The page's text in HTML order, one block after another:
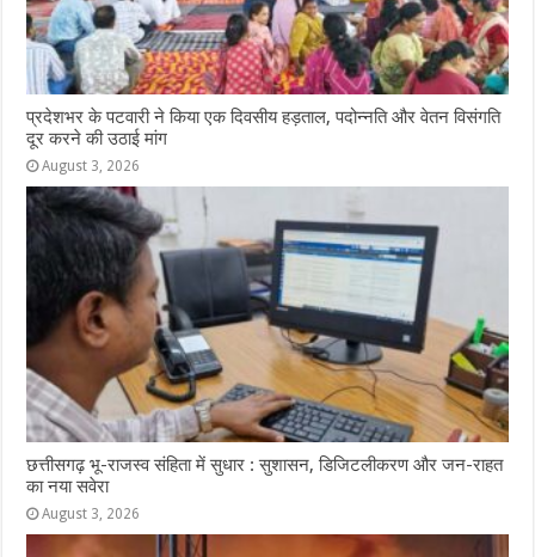
प्रदेशभर के पटवारी ने किया एक दिवसीय हड़ताल, पदोन्नति और वेतन विसंगति
दूर करने की उठाई मांग
August 3, 2026
छत्तीसगढ़ भू-राजस्व संहिता में सुधार : सुशासन, डिजिटलीकरण और जन-राहत
का नया सवेरा
August 3, 2026